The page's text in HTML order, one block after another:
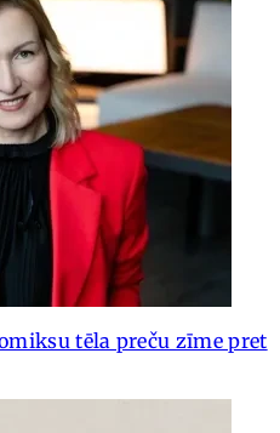
tēla preču zīme pret